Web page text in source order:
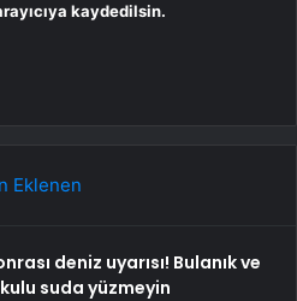
kaydedilsin.
Eklenen
deniz uyarısı! Bulanık ve
suda yüzmeyin